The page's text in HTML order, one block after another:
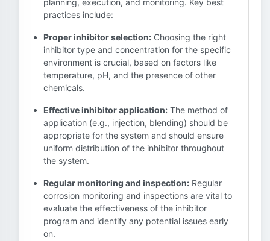
planning, execution, and monitoring. Key best
practices include:
Proper inhibitor selection: Choosing the right
inhibitor type and concentration for the specific
environment is crucial, based on factors like
temperature, pH, and the presence of other
chemicals.
Effective inhibitor application: The method of
application (e.g., injection, blending) should be
appropriate for the system and should ensure
uniform distribution of the inhibitor throughout
the system.
Regular monitoring and inspection: Regular
corrosion monitoring and inspections are vital to
evaluate the effectiveness of the inhibitor
program and identify any potential issues early
on.